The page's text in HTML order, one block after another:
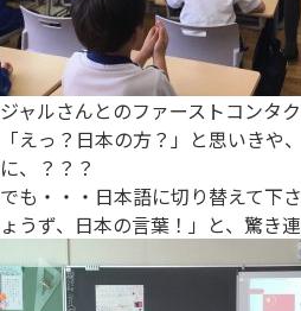
ジャルさんとのファーストコンタ
「えっ？日本の方？」と思いきや
に、？？？
でも・・・日本語に切り替えて下
ょうず、日本の言葉！」と、驚き